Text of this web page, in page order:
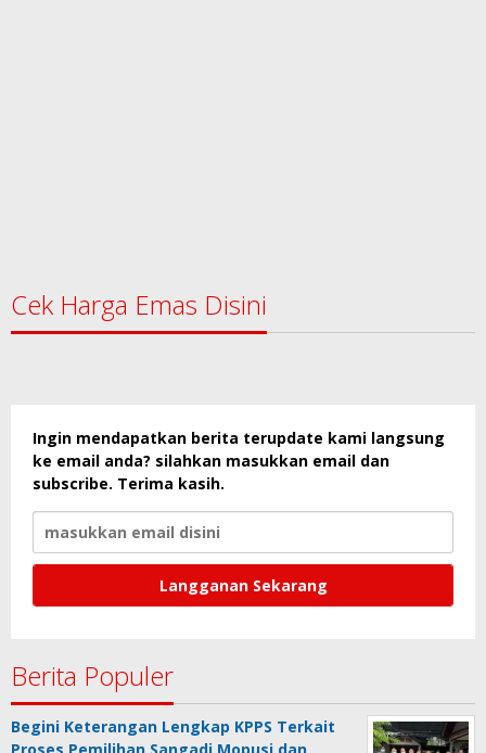
Cek Harga Emas Disini
Ingin mendapatkan berita terupdate kami langsung
ke email anda? silahkan masukkan email dan
subscribe. Terima kasih.
Berita Populer
Begini Keterangan Lengkap KPPS Terkait